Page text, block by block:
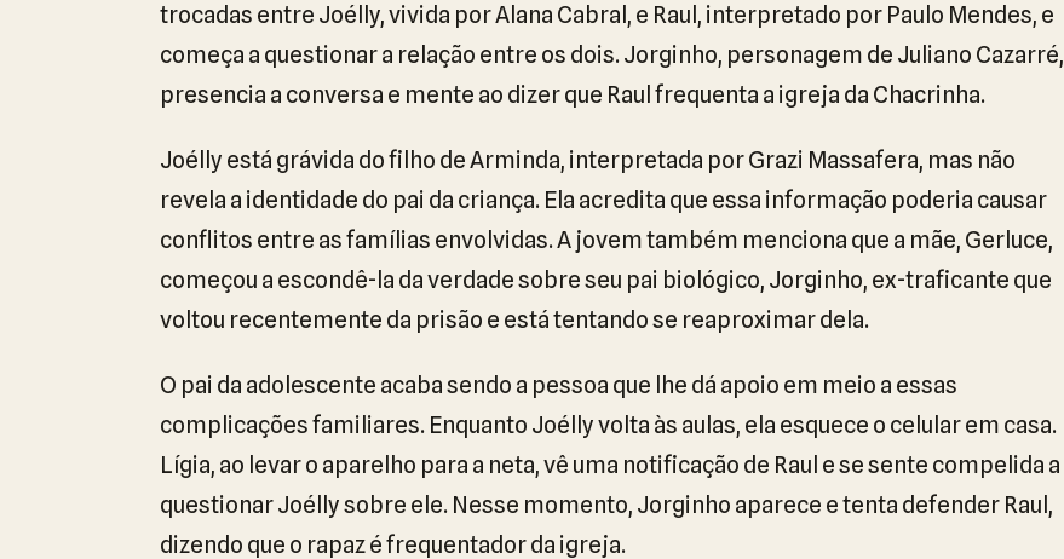
trocadas entre Joélly, vivida por Alana Cabral, e Raul, interpretado por Paulo Mendes, e
começa a questionar a relação entre os dois. Jorginho, personagem de Juliano Cazarré,
presencia a conversa e mente ao dizer que Raul frequenta a igreja da Chacrinha.
Joélly está grávida do filho de Arminda, interpretada por Grazi Massafera, mas não
revela a identidade do pai da criança. Ela acredita que essa informação poderia causar
conflitos entre as famílias envolvidas. A jovem também menciona que a mãe, Gerluce,
começou a escondê-la da verdade sobre seu pai biológico, Jorginho, ex-traficante que
voltou recentemente da prisão e está tentando se reaproximar dela.
O pai da adolescente acaba sendo a pessoa que lhe dá apoio em meio a essas
complicações familiares. Enquanto Joélly volta às aulas, ela esquece o celular em casa.
Lígia, ao levar o aparelho para a neta, vê uma notificação de Raul e se sente compelida a
questionar Joélly sobre ele. Nesse momento, Jorginho aparece e tenta defender Raul,
dizendo que o rapaz é frequentador da igreja.